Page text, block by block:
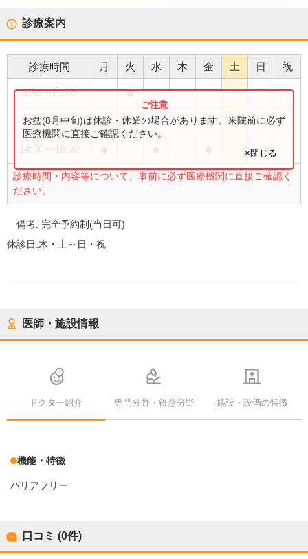
診療案内
診療時間 月 火 水 木 金 土 日 祝
9:30〜11:00 ●
9:30〜12:30 ● ● ●
診療時間・内容等について、事前に必ず医療機関に直接ご確認く
ださい。
お盆(8月中旬)は休診・休業の場合があります。来院前に必ず
医療機関に直接ご確認ください。
×閉じる
備考: 完全予約制(当日可)
休診日:木・土～日・祝
医師・施設情報
ドクター紹介 専門分野・得意分野 施設・設備の特徴
機能・特徴
バリアフリー
口コミ (0件)